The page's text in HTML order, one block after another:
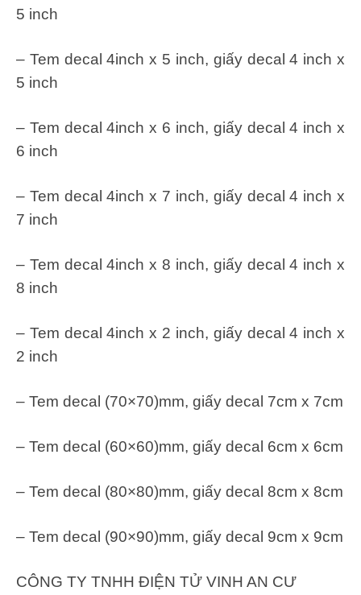
5 inch
– Tem decal 4inch x 5 inch, giấy decal 4 inch x
5 inch
– Tem decal 4inch x 6 inch, giấy decal 4 inch x
6 inch
– Tem decal 4inch x 7 inch, giấy decal 4 inch x
7 inch
– Tem decal 4inch x 8 inch, giấy decal 4 inch x
8 inch
– Tem decal 4inch x 2 inch, giấy decal 4 inch x
2 inch
– Tem decal (70×70)mm, giấy decal 7cm x 7cm
– Tem decal (60×60)mm, giấy decal 6cm x 6cm
– Tem decal (80×80)mm, giấy decal 8cm x 8cm
– Tem decal (90×90)mm, giấy decal 9cm x 9cm
CÔNG TY TNHH ĐIỆN TỬ VINH AN CƯ